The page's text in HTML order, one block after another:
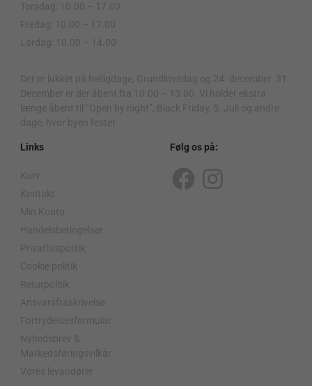
Torsdag: 10.00 – 17.00
Fredag: 10.00 – 17.00
Lørdag: 10.00 – 14.00
Der er lukket på helligdage, Grundlovsdag og 24. december. 31.
December er der åbent fra 10.00 – 13.00. Vi holder ekstra
længe åbent til “Open by night”, Black Friday, 5. Juli og andre
dage, hvor byen fester.
Links
Kurv
Kontakt
Min Konto
Handelsbetingelser
Privatlivspolitik
Cookie politik
Returpolitik
Ansvarsfraskrivelse
Fortrydelsesformular
Nyhedsbrev &
Markedsføringsvilkår
Vores levandører
Følg os på:
F
I